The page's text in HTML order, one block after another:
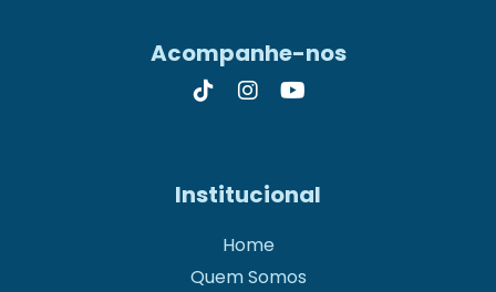
Acompanhe-nos
Institucional
Home
Quem Somos